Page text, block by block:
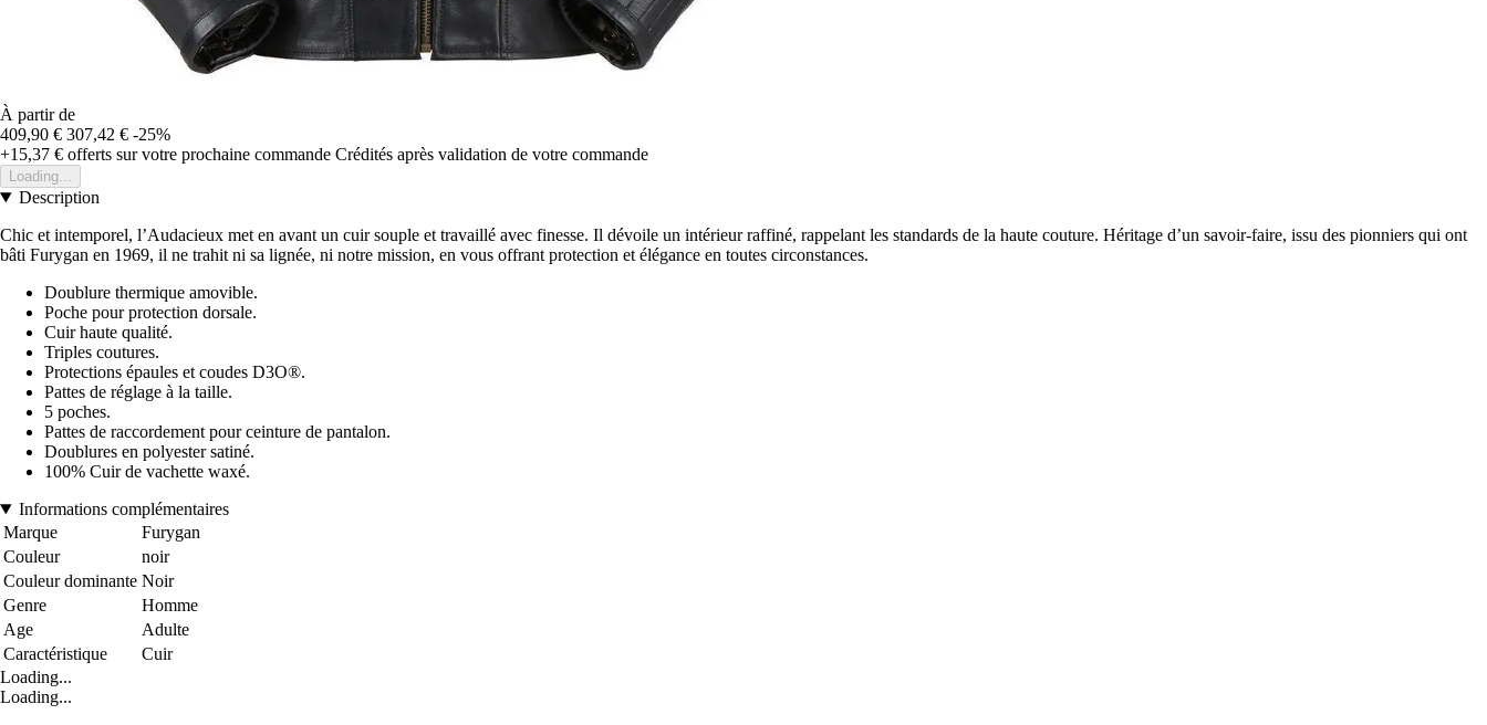
À partir de
409,90 € 307,42 € -25%
+15,37 € offerts sur votre prochaine commande Crédités après validation de votre commande
Loading...
Description
Chic et intemporel, l’Audacieux met en avant un cuir souple et travaillé avec finesse. Il dévoile un intérieur raffiné, rappelant les standards de la haute couture. Héritage d’un savoir-faire, issu des pionniers qui ont
bâti Furygan en 1969, il ne trahit ni sa lignée, ni notre mission, en vous offrant protection et élégance en toutes circonstances.
Doublure thermique amovible.
Poche pour protection dorsale.
Cuir haute qualité.
Triples coutures.
Protections épaules et coudes D3O®.
Pattes de réglage à la taille.
5 poches.
Pattes de raccordement pour ceinture de pantalon.
Doublures en polyester satiné.
100% Cuir de vachette waxé.
Informations complémentaires
Marque
Furygan
Couleur
noir
Couleur dominante Noir
Genre
Homme
Age
Adulte
Caractéristique
Cuir
Loading...
Loading...